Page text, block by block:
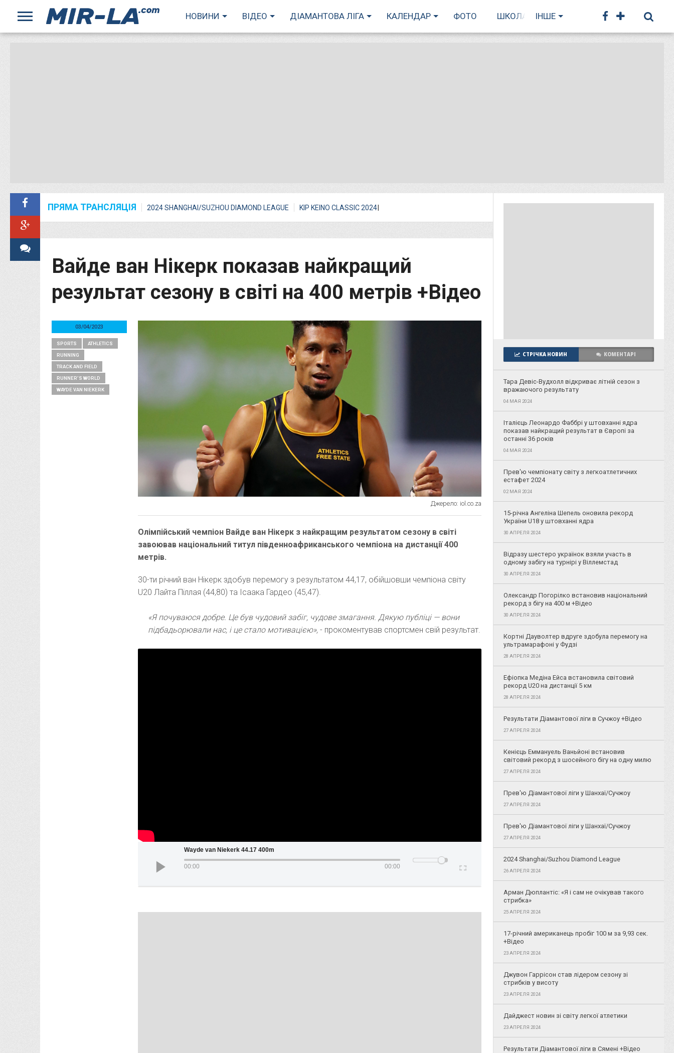
НОВИНИ ВІДЕО ДІАМАНТОВА ЛІГА КАЛЕНДАР ФОТО ШКОЛА БІГУ
ІНШЕ
ПРЯМА ТРАНСЛЯЦІЯ 2024 SHANGHAI/SUZHOU DIAMOND LEAGUE I
KIP KEINO CLASSIC 2024
Вайде ван Нікерк показав найкращий
результат сезону в світі на 400 метрів +Відео
Джерело: iol.co.za
Олімпійський чемпіон Вайде ван Нікерк з найкращим результатом сезону в світі
завоював національний титул південноафриканського чемпіона на дистанції 400
метрів.
30-ти річний ван Нікерк здобув перемогу з результатом 44,17, обійшовши чемпіона світу
U20 Лайта Піллая (44,80) та Ісаака Гардео (45,47).
«Я почуваюся добре. Це був чудовий забіг, чудове змагання. Дякую публіці — вони
підбадьорювали нас, і це стало мотивацією», - прокоментував спортсмен свій результат.
Wayde van Niekerk 44.17 400m
00:00 00:00
03/04/2023
SPORTS ATHLETICS
RUNNING
TRACK AND FIELD
RUNNER’S WORLD
WAYDE VAN NIEKERK
СТРІЧКА НОВИН КОМЕНТАРІ
Тара Девіс-Вудхолл відкриває літній сезон з
вражаючого результату
04 МАЯ 2024
Італієць Леонардо Фаббрі у штовханні ядра
показав найкращий результат в Європі за
останні 36 років
04 МАЯ 2024
Прев'ю чемпіонату світу з легкоатлетичних
естафет 2024
02 МАЯ 2024
15-річна Ангеліна Шепель оновила рекорд
України U18 у штовханні ядра
30 АПРЕЛЯ 2024
Відразу шестеро українок взяли участь в
одному забігу на турнірі у Віллемстад
30 АПРЕЛЯ 2024
Олександр Погорілко встановив національний
рекорд з бігу на 400 м +Відео
30 АПРЕЛЯ 2024
Кортні Дауволтер вдруге здобула перемогу на
ультрамарафоні у Фудзі
28 АПРЕЛЯ 2024
Ефіопка Медіна Ейса встановила світовий
рекорд U20 на дистанції 5 км
28 АПРЕЛЯ 2024
Результати Діамантової ліги в Сучжоу +Відео
27 АПРЕЛЯ 2024
Кенієць Еммануель Ваньйоні встановив
світовий рекорд з шосейного бігу на одну милю
27 АПРЕЛЯ 2024
Прев'ю Діамантової ліги у Шанхаї/Сучжоу
27 АПРЕЛЯ 2024
Прев'ю Діамантової ліги у Шанхаї/Сучжоу
27 АПРЕЛЯ 2024
2024 Shanghai/Suzhou Diamond League
26 АПРЕЛЯ 2024
Арман Дюплантіс: «Я і сам не очікував такого
стрибка»
25 АПРЕЛЯ 2024
17-річний американець пробіг 100 м за 9,93 сек.
+Відео
23 АПРЕЛЯ 2024
Джувон Гаррісон став лідером сезону зі
стрибків у висоту
23 АПРЕЛЯ 2024
Дайджест новин зі світу легкої атлетики
23 АПРЕЛЯ 2024
Результати Діамантової ліги в Сямені +Відео